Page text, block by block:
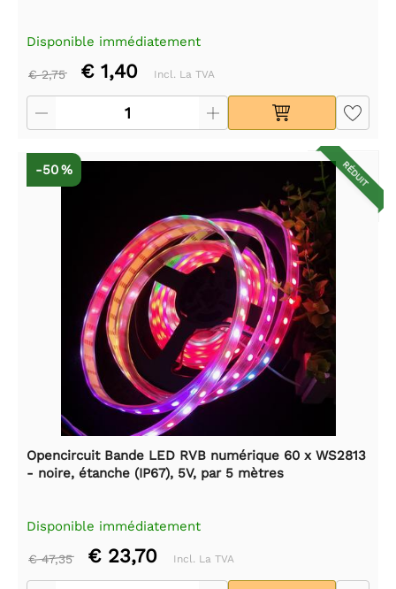
Disponible immédiatement
€ 2,75 € 1,40 Incl. La TVA
RÉDUIT
-50 %
Opencircuit Bande LED RVB numérique 60 x WS2813
- noire, étanche (IP67), 5V, par 5 mètres
Disponible immédiatement
€ 47,35 € 23,70 Incl. La TVA